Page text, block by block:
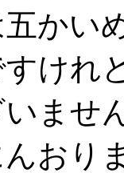
五か
けれ
いま
んお